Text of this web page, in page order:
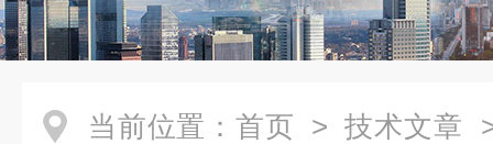
当前位置： 首页 > 技术文章